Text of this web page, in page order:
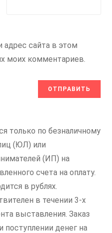
адрес сайта в этом
моих комментариев.
только по безналичному
(ЮЛ) или
(ИП) на
счета на оплату.
в рублях.
в течении 3-х
выставления. Заказ
поступлении денег на